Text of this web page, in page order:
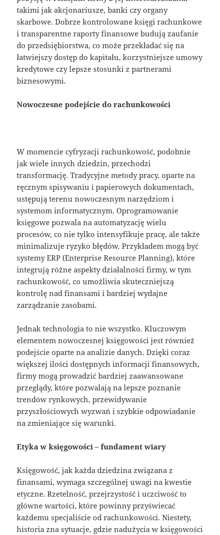
takimi jak akcjonariusze, banki czy organy
skarbowe. Dobrze kontrolowane księgi rachunkowe
i transparentne raporty finansowe budują zaufanie
do przedsiębiorstwa, co może przekładać się na
łatwiejszy dostęp do kapitału, korzystniejsze umowy
kredytowe czy lepsze stosunki z partnerami
biznesowymi.
Nowoczesne podejście do rachunkowości
W momencie cyfryzacji rachunkowość, podobnie
jak wiele innych dziedzin, przechodzi
transformację. Tradycyjne metody pracy, oparte na
ręcznym spisywaniu i papierowych dokumentach,
ustępują terenu nowoczesnym narzędziom i
systemom informatycznym. Oprogramowanie
księgowe pozwala na automatyzację wielu
procesów, co nie tylko intensyfikuje pracę, ale także
minimalizuje ryzyko błędów. Przykładem mogą być
systemy ERP (Enterprise Resource Planning), które
integrują różne aspekty działalności firmy, w tym
rachunkowość, co umożliwia skuteczniejszą
kontrolę nad finansami i bardziej wydajne
zarządzanie zasobami.
Jednak technologia to nie wszystko. Kluczowym
elementem nowoczesnej księgowości jest również
podejście oparte na analizie danych. Dzięki coraz
większej ilości dostępnych informacji finansowych,
firmy mogą prowadzić bardziej zaawansowane
przeglądy, które pozwalają na lepsze poznanie
trendów rynkowych, przewidywanie
przyszłościowych wyzwań i szybkie odpowiadanie
na zmieniające się warunki.
Etyka w księgowości – fundament wiary
Księgowość, jak każda dziedzina związana z
finansami, wymaga szczególnej uwagi na kwestie
etyczne. Rzetelność, przejrzystość i uczciwość to
główne wartości, które powinny przyświecać
każdemu specjaliście od rachunkowości. Niestety,
historia zna sytuacje, gdzie nadużycia w księgowości